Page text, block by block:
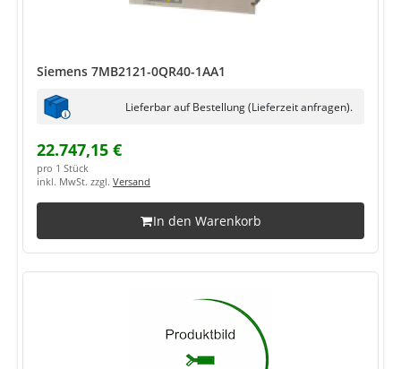
Siemens 7MB2121-0QR40-1AA1
Lieferbar auf Bestellung (Lieferzeit anfragen).
22.747,15 €
pro 1 Stück
inkl. MwSt. zzgl. Versand
In den Warenkorb